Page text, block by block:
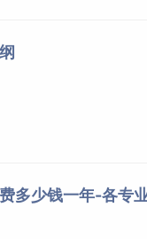
多少钱一年-各专